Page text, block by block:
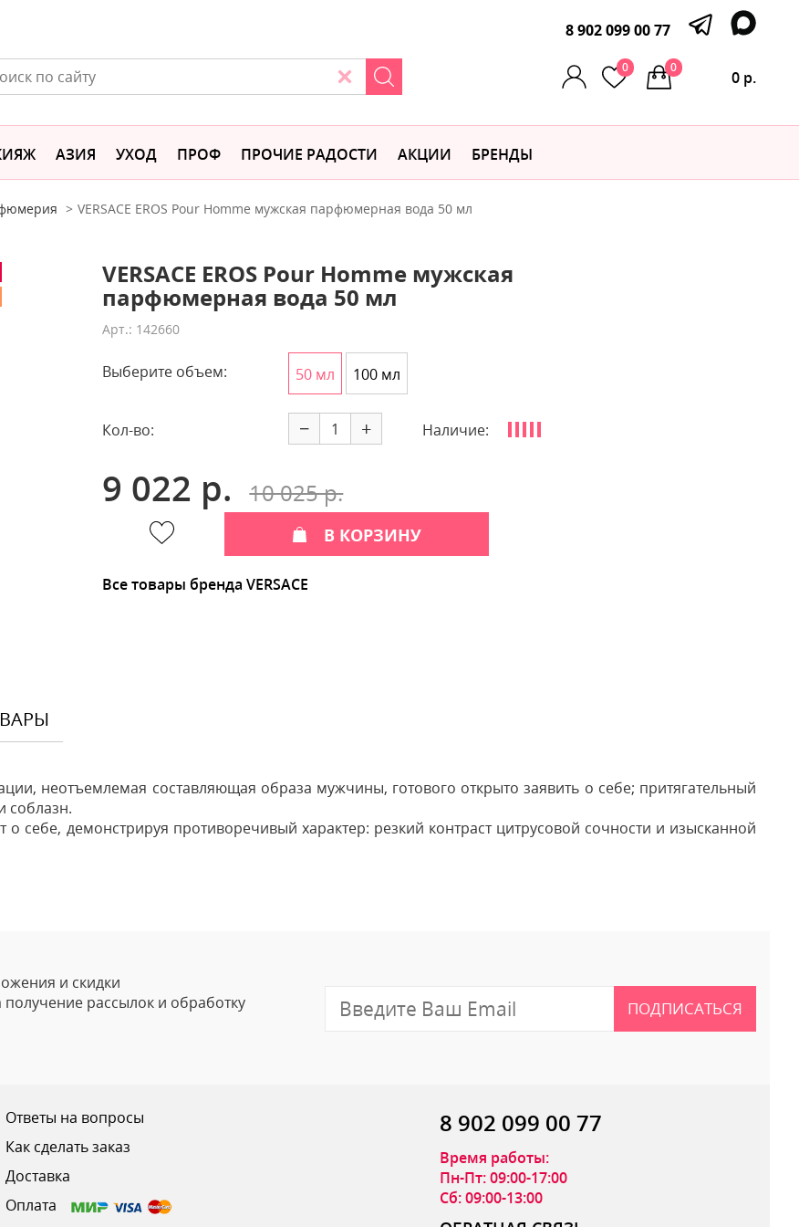
8 902 099 00 77
0
0 р.
0
АЗИЯ УХОД ПРОФ ПРОЧИЕ РАДОСТИ АКЦИИ БРЕНДЫ
VERSACE EROS Pour Homme мужская парфюмерная вода 50 мл
VERSACE EROS Pour Homme мужская
парфюмерная вода 50 мл
Арт.: 142660
Выберите объем: 50 мл 100 мл
Кол-во: − + Наличие:
9 022 р. 10 025 р.
В КОРЗИНУ
Все товары бренда VERSACE
неотъемлемая составляющая образа мужчины, готового открыто заявить о себе; притягательный
соблазн.
себе, демонстрируя противоречивый характер: резкий контраст цитрусовой сочности и изысканной
и скидки
получение рассылок и обработку
ПОДПИСАТЬСЯ
Ответы на вопросы
Как сделать заказ
Доставка
Оплата
8 902 099 00 77
Время работы:
Пн-Пт: 09:00-17:00
Сб: 09:00-13:00